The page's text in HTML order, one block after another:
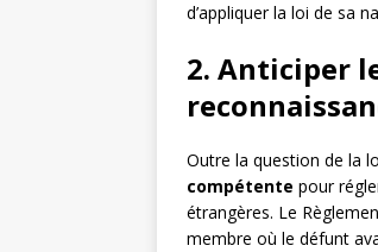
d’appliquer la loi de sa
2. Anticiper
Outre la question de la
compétente pour
étrangères. Le
membre où le défunt